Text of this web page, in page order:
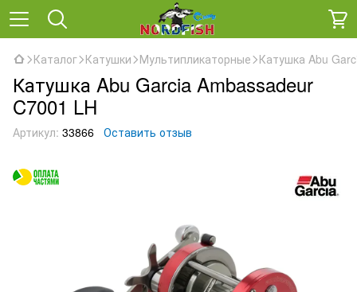
Каталог Катушки Мультипликаторные Катушка Abu
Катушка Abu Garcia Ambassadeur
C7001 LH
Артикул: 33866 Оставить отзыв